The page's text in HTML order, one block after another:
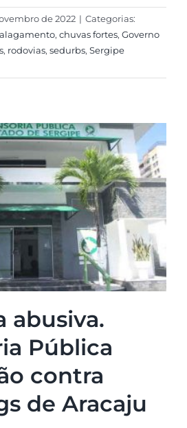
de 2022 | Categorias:
alagamento, chuvas fortes, Governo
, rodovias, sedurbs, Sergipe
abusiva.
Pública
contra
de Aracaju